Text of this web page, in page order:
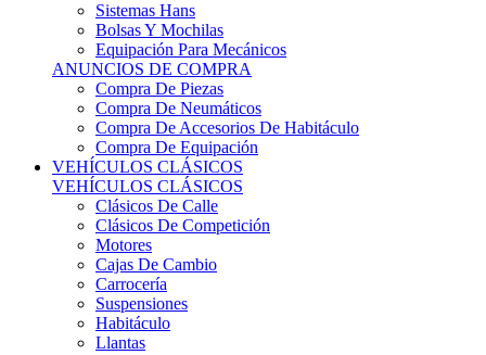
Equipación Para Mecánicos
ANUNCIOS DE COMPRA
Compra De Piezas
Compra De Neumáticos
Compra De Accesorios De Habitáculo
Compra De Equipación
VEHÍCULOS CLÁSICOS
VEHÍCULOS CLÁSICOS
Clásicos De Calle
Clásicos De Competición
Motores
Cajas De Cambio
Carrocería
Suspensiones
Habitáculo
Llantas
Neumáticos